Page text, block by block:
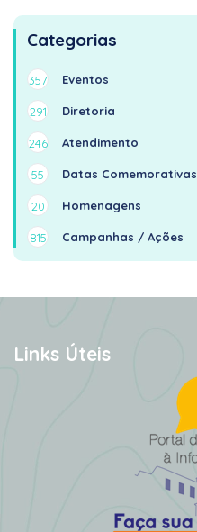
Categorias
357 Eventos
291 Diretoria
246 Atendimento
55 Datas Comemorativas
20 Homenagens
815 Campanhas / Ações
Links Úteis